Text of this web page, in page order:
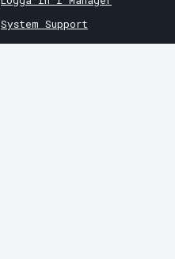
System Support